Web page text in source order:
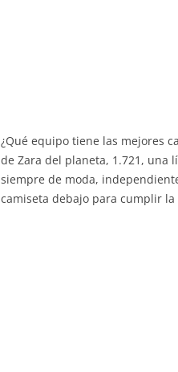
¿Qué equipo tiene las mejores
de Zara del planeta, 1.721, una
siempre de moda,
camiseta debajo para cumplir